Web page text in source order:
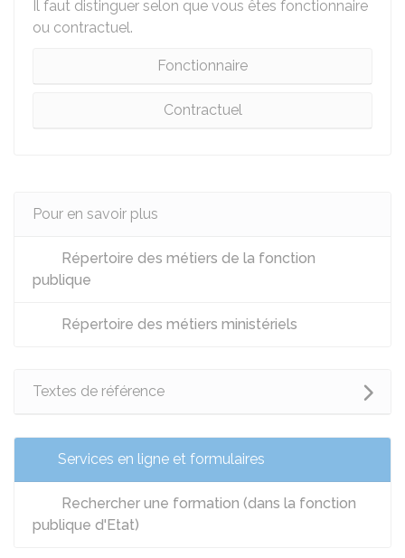
Il faut distinguer selon que vous êtes fonctionnaire
ou contractuel.
Fonctionnaire
Contractuel
Pour en savoir plus
Répertoire des métiers de la fonction
publique
Répertoire des métiers ministériels
Textes de référence
Services en ligne et formulaires
Rechercher une formation (dans la fonction
publique d'Etat)